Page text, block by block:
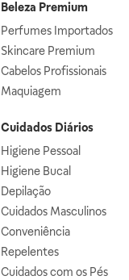
Beleza Premium
Perfumes Importados
Skincare Premium
Cabelos Profissionais
Maquiagem
Cuidados Diários
Higiene Pessoal
Higiene Bucal
Depilação
Cuidados Masculinos
Conveniência
Repelentes
Cuidados com os Pés